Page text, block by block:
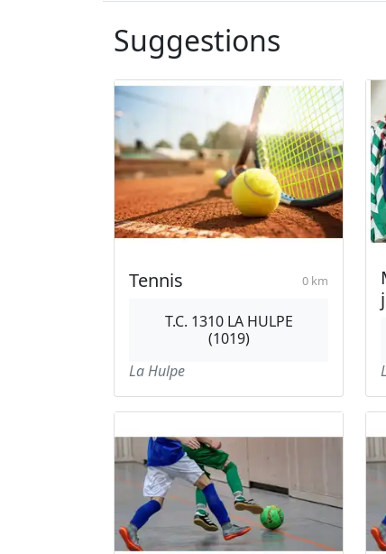
Suggestions
Tennis 0 km
T.C. 1310 LA HULPE
(1019)
La Hulpe